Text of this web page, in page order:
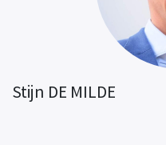
Stijn DE MILDE